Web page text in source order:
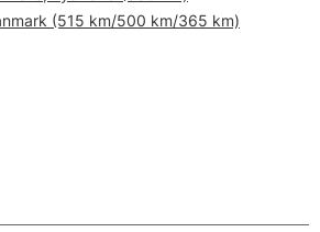
(515 km/500 km/365 km)